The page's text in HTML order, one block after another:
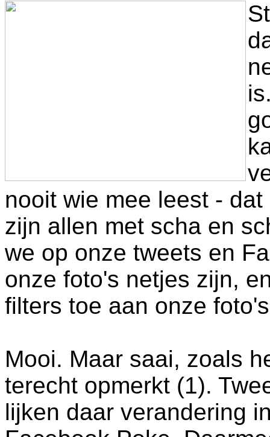
nooit wie mee leest -
zijn allen met scha en
we op onze tweets en
onze foto's netjes zijn,
filters toe aan onze
Mooi. Maar saai, zoals
terecht opmerkt (1).
lijken daar verandering